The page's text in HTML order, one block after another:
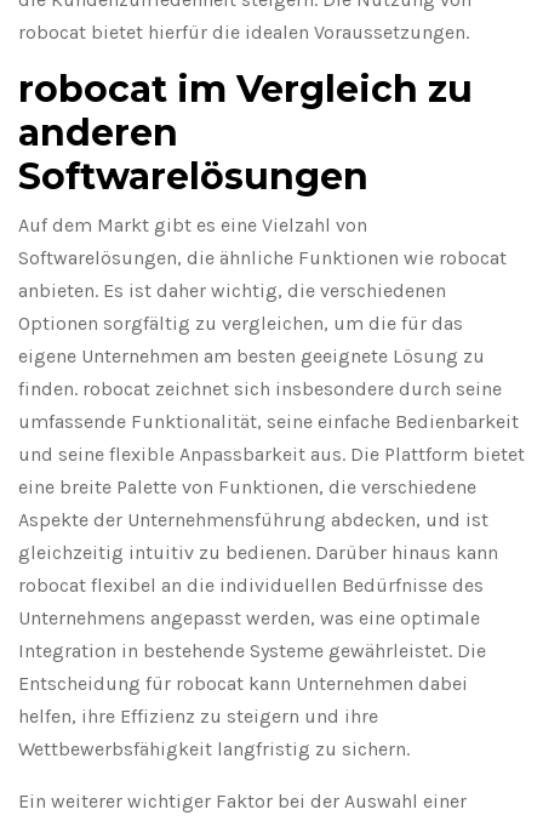
robocat bietet hierfür die idealen Voraussetzungen.
robocat im Vergleich zu
anderen
Softwarelösungen
Auf dem Markt gibt es eine Vielzahl von
Softwarelösungen, die ähnliche Funktionen wie robocat
anbieten. Es ist daher wichtig, die verschiedenen
Optionen sorgfältig zu vergleichen, um die für das
eigene Unternehmen am besten geeignete Lösung zu
finden. robocat zeichnet sich insbesondere durch seine
umfassende Funktionalität, seine einfache Bedienbarkeit
und seine flexible Anpassbarkeit aus. Die Plattform bietet
eine breite Palette von Funktionen, die verschiedene
Aspekte der Unternehmensführung abdecken, und ist
gleichzeitig intuitiv zu bedienen. Darüber hinaus kann
robocat flexibel an die individuellen Bedürfnisse des
Unternehmens angepasst werden, was eine optimale
Integration in bestehende Systeme gewährleistet. Die
Entscheidung für robocat kann Unternehmen dabei
helfen, ihre Effizienz zu steigern und ihre
Wettbewerbsfähigkeit langfristig zu sichern.
Ein weiterer wichtiger Faktor bei der Auswahl einer